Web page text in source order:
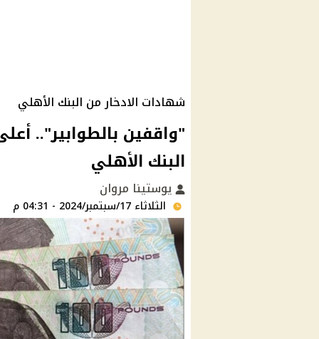
شهادات الادخار من البنك الأهلي
"واقفين بالطوابير"..
البنك الأهلي
يوستينا مروان
الثلاثاء 17/سبتمبر/2024 - 04:31 م